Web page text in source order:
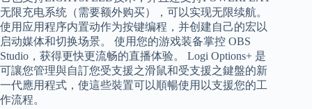
无限充电系统（需要额外购买），可以实现无限续航。
使用应用程序内置动作为按键编程，并创建自己的宏以
启动媒体和切换场景。 使用您的游戏装备掌控 OBS
Studio，获得更快更流畅的直播体验。 Logi Options+ 是
可讓您管理與自訂您受支援之滑鼠和受支援之鍵盤的新
一代應用程式，使這些裝置可以順暢使用以支援您的工
作流程。